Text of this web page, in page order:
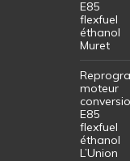
E85
flexfuel
éthanol
Muret
moteur
E85
flexfuel
éthanol
L’Union